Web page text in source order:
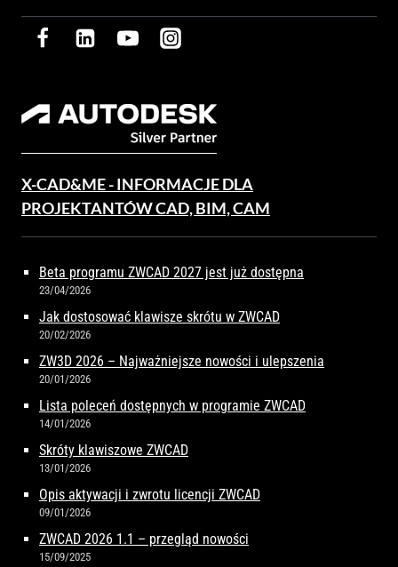
X-CAD&ME - INFORMACJE DLA
PROJEKTANTÓW CAD, BIM, CAM
Beta programu ZWCAD 2027 jest już dostępna
23/04/2026
Jak dostosować klawisze skrótu w ZWCAD
20/02/2026
ZW3D 2026 – Najważniejsze nowości i ulepszenia
20/01/2026
Lista poleceń dostępnych w programie ZWCAD
14/01/2026
Skróty klawiszowe ZWCAD
13/01/2026
Opis aktywacji i zwrotu licencji ZWCAD
09/01/2026
ZWCAD 2026 1.1 – przegląd nowości
15/09/2025